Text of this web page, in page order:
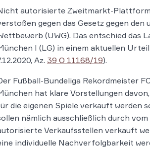
autorisierte Zweitmarkt-
gegen das Gesetz gegen den
(UWG). Das entschied das
I (LG) in einem aktuellen Urteil
Az. 39 O 11168/19).
Fußball-Bundeliga Rekordmeister
hat klare Vorstellungen
die eigenen Spiele verkauft werden
nämlich ausschließlich durch vom
Verkaufsstellen verkauft
individuelle Nachverfolgbarkeit